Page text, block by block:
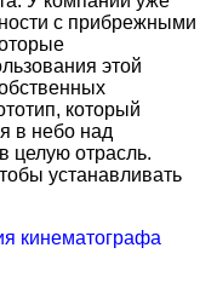
с прибрежными
этой
который
в небо над
целую отрасль.
устанавливать
кинематографа